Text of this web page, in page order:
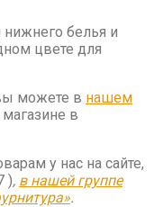
белья и
цвете для
можете в нашем
в
у нас на сайте,
), в нашей группе
.